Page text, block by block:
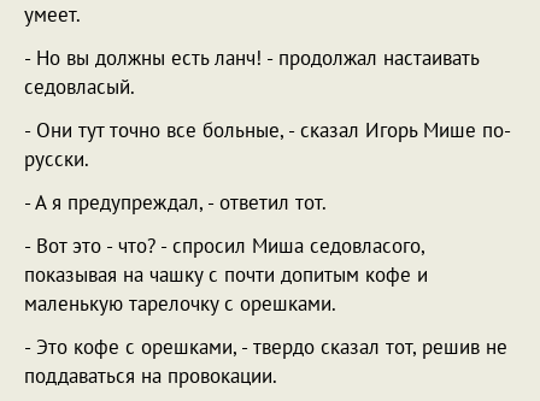
умеет.
- Но вы должны есть ланч! - продолжал настаивать
седовласый.
- Они тут точно все больные, - сказал Игорь Мише по-
русски.
- А я предупреждал, - ответил тот.
- Вот это - что? - спросил Миша седовласого,
показывая на чашку с почти допитым кофе и
маленькую тарелочку с орешками.
- Это кофе с орешками, - твердо сказал тот, решив не
поддаваться на провокации.